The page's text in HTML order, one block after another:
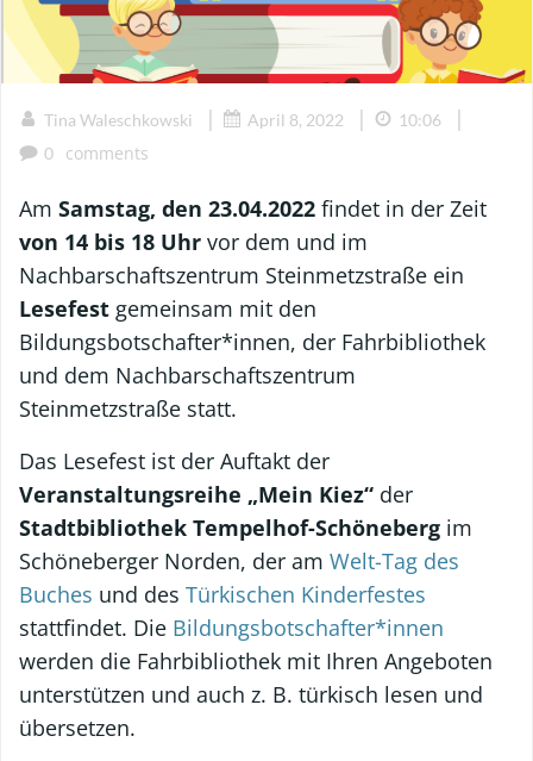
Tina Waleschkowski | April 8, 2022 | 10:06 |
0 comments
Am Samstag, den 23.04.2022 findet in der Zeit
von 14 bis 18 Uhr vor dem und im
Nachbarschaftszentrum Steinmetzstraße ein
Lesefest gemeinsam mit den
Bildungsbotschafter*innen, der Fahrbibliothek
und dem Nachbarschaftszentrum
Steinmetzstraße statt.
Das Lesefest ist der Auftakt der
Veranstaltungsreihe „Mein Kiez“ der
Stadtbibliothek Tempelhof-Schöneberg im
Schöneberger Norden, der am Welt-Tag des
Buches und des Türkischen Kinderfestes
stattfindet. Die Bildungsbotschafter*innen
werden die Fahrbibliothek mit Ihren Angeboten
unterstützen und auch z. B. türkisch lesen und
übersetzen.